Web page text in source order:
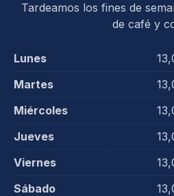
Tardeamos los fines de
de café y
Lunes
Martes
Miércoles
Jueves
Viernes
Sábado